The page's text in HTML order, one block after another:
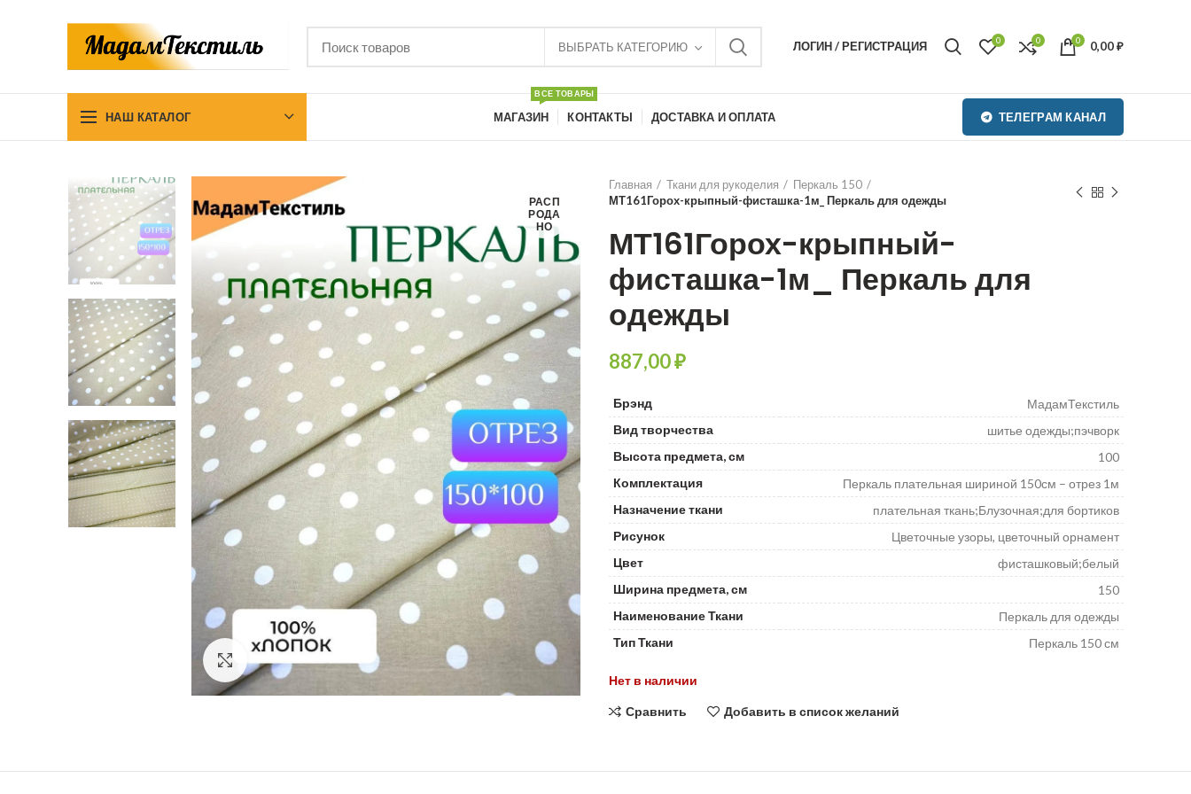
ВЫБРАТЬ КАТЕГОРИЮ ЛОГИН / РЕГИСТРАЦИЯ 0 0 0 0,00₽
НАШ КАТАЛОГ МАГАЗИН
ВСЕ ТОВАРЫ
КОНТАКТЫ ДОСТАВКА И ОПЛАТА ТЕЛЕГРАМ КАНАЛ
РАСП
РОДА
НО
Увеличить
Главная Ткани для рукоделия
Перкаль 150
МТ161Горох-крыпный-фисташка-1м_ Перкаль для одежды
МТ161Горох-крыпный-
фисташка-1м_ Перкаль для
одежды
₽
Брэнд
МадамТекстиль
Вид творчества
шитье одежды;пэчворк
Высота предмета, см
100
Комплектация
Перкаль плательная шириной 150см – отрез 1м
Назначение ткани
плательная ткань;Блузочная;для бортиков
Рисунок
Цветочные узоры, цветочный орнамент
Цвет
фисташковый;белый
Ширина предмета, см
150
Наименование Ткани
Перкаль для одежды
Тип Ткани
Перкаль 150 см
Нет в наличии
Сравнить Добавить в список желаний